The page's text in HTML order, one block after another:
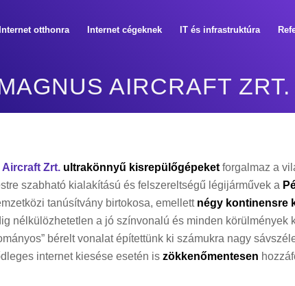
Internet otthonra Internet cégeknek IT és infrastruktúra
AIRCRAFT ZRT.
Aircraft Zrt. ultrakönnyű kisrepülőgépeket forgalmaz a
szabható kialakítású és felszereltségű légijárművek a
tanúsítvány birtokosa, emellett négy kontinensre
nélkülözhetetlen a jó színvonalú és minden körülmények
bérelt vonalat építettünk ki számukra nagy
internet kiesése esetén is zökkenőmentesen